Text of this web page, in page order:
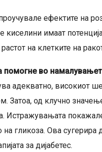
ефектите на
киселини имаат
на клетките на
помогне во
адекватно, високиот
Затоа, од клучно
Истражувањата
на гликоза. Ова
за дијабетес.